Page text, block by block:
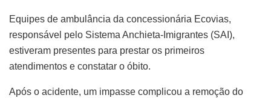
Equipes de ambulância da concessionária Ecovias,
responsável pelo Sistema Anchieta-Imigrantes (SAI),
estiveram presentes para prestar os primeiros
atendimentos e constatar o óbito.
Após o acidente, um impasse complicou a remoção do